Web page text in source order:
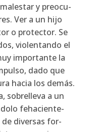
y preo­cu­
Ver a un hijo
o pro­tec­tor. Se
vio­len­tan­do el
impor­tan­te la
dado que
hacia los demás.
sobre­lle­va a un
feha­cien­te­
de diver­sas for­